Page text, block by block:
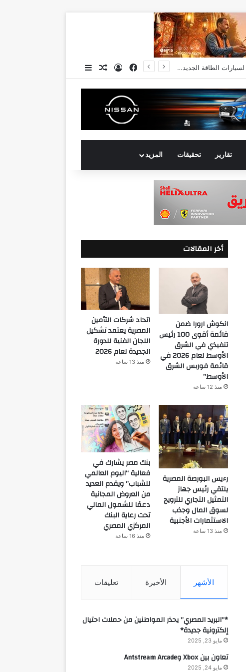
انكوش ارورا ضمن قائمة أقوى 100 رئيس تنفيذي في الشرق الأوسط لعام 2026 في قائمة فوربس الشرق الأوسط” فيسبوكتسجيل الدخول
مقال عشوائي
إضافة عمود جانبي
تقارير تحقيقات المزيد
أخر المقالات
انكوش ارورا ضمن
قائمة أقوى 100 رئيس
تنفيذي في الشرق
الأوسط لعام 2026 في
قائمة فوربس الشرق
الأوسط”
منذ 12 ساعة
اتحاد شركات التأمين
المصرية يعتمد تشكيل
اللجان الفنية للدورة
الجديدة لعام 2026
منذ 13 ساعة
رءيس البورصة المصرية
يلتقي رئيس جهاز
التمثيل التجاري للترويج
لسوق المال وجذب
الاستثمارات الأجنبية
منذ 13 ساعة
بنك مصر يشارك في
فعالية “اليوم العالمي
للشباب” ويقدم العديد
من العروض المجانية
دعمًا للشمول المالي
تحت رعاية البنك
المركزي المصري
منذ 16 ساعة
الأشهر الأخيرة تعليقات
*”البريد المصري” يحذر المواطنين من حملات احتيال
إلكترونية جديدة*
مايو 23, 2025
تعاون بين Xbox وAntstream Arcade
مايو 24, 2025